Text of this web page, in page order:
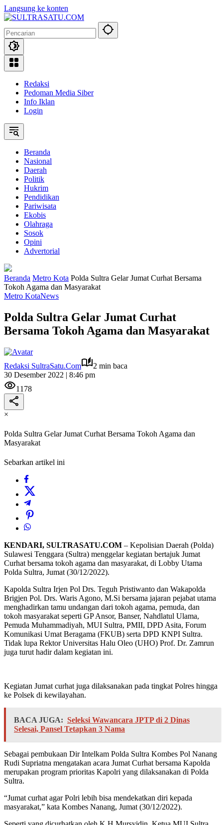
Langsung ke konten
Redaksi
Pedoman Media Siber
Info Iklan
Login
Beranda
Nasional
Daerah
Politik
Hukrim
Pendidikan
Pariwisata
Ekobis
Olahraga
Sosok
Opini
Advertorial
Beranda Metro Kota Polda Sultra Gelar Jumat Curhat Bersama
Tokoh Agama dan Masyarakat
Metro KotaNews
Polda Sultra Gelar Jumat Curhat
Bersama Tokoh Agama dan Masyarakat
Redaksi SultraSatu.Com
2 min baca
30 Desember 2022 | 8:46 pm
1178
×
Polda Sultra Gelar Jumat Curhat Bersama Tokoh Agama dan
Masyarakat
Sebarkan artikel ini
KENDARI, SULTRASATU.COM – Kepolisian Daerah (Polda)
Sulawesi Tenggara (Sultra) menggelar kegiatan bertajuk Jumat
Curhat bersama tokoh agama dan masyarakat, di Lobby Utama
Polda Sultra, Jumat (30/12/2022).
Kapolda Sultra Irjen Pol Drs. Teguh Pristiwanto dan Wakapolda
Brigjen Pol. Drs. Waris Agono, M.Si bersama jajaran pejabat utama
menghadirkan tamu undangan dari tokoh agama, pemuda, dan
tokoh masyarakat seperti GP Ansor, Banser, Nahdlatul Ulama,
Pemuda Muhammadiyah, MUI Sultra, PMII, DPD Asita, Forum
Komunikasi Umat Beragama (FKUB) serta DPD KNPI Sultra.
Tidak lupa Rektor Universitas Halu Oleo (UHO) Prof. Dr. Zamrun
juga turut hadir dalam kegiatan ini.
Kegiatan Jumat curhat juga dilaksanakan pada tingkat Polres hingga
ke Polsek di kewilayahan.
BACA JUGA: Seleksi Wawancara JPTP di 2 Dinas
Selesai, Pansel Tetapkan 3 Nama
Sebagai pembukaan Dir Intelkam Polda Sultra Kombes Pol Nanang
Rudi Supriatna mengatakan acara Jumat Curhat bersama Kapolda
merupakan program prioritas Kapolri yang dilaksanakan di Polda
Sultra.
“Jumat curhat agar Polri lebih bisa mendekatkan diri kepada
masyarakat,” kata Kombes Nanang, Jumat (30/12/2022).